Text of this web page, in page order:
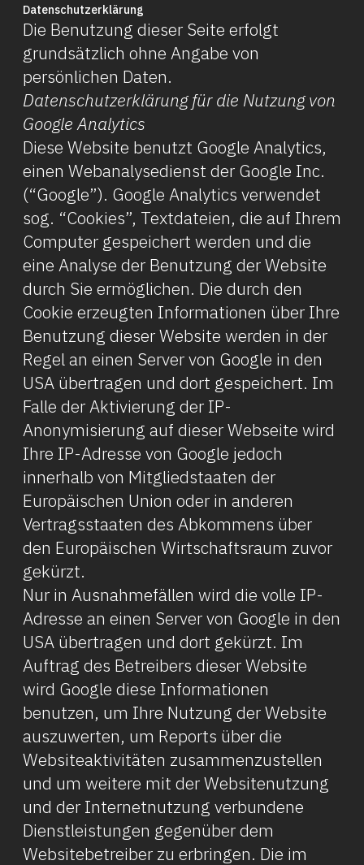
Datenschutzerklärung
Die Benutzung dieser Seite erfolgt
grundsätzlich ohne Angabe von
persönlichen Daten.
Datenschutzerklärung für die Nutzung von
Google Analytics
Diese Website benutzt Google Analytics,
einen Webanalysedienst der Google Inc.
(“Google”). Google Analytics verwendet
sog. “Cookies”, Textdateien, die auf Ihrem
Computer gespeichert werden und die
eine Analyse der Benutzung der Website
durch Sie ermöglichen. Die durch den
Cookie erzeugten Informationen über Ihre
Benutzung dieser Website werden in der
Regel an einen Server von Google in den
USA übertragen und dort gespeichert. Im
Falle der Aktivierung der IP-
Anonymisierung auf dieser Webseite wird
Ihre IP-Adresse von Google jedoch
innerhalb von Mitgliedstaaten der
Europäischen Union oder in anderen
Vertragsstaaten des Abkommens über
den Europäischen Wirtschaftsraum zuvor
gekürzt.
Nur in Ausnahmefällen wird die volle IP-
Adresse an einen Server von Google in den
USA übertragen und dort gekürzt. Im
Auftrag des Betreibers dieser Website
wird Google diese Informationen
benutzen, um Ihre Nutzung der Website
auszuwerten, um Reports über die
Websiteaktivitäten zusammenzustellen
und um weitere mit der Websitenutzung
und der Internetnutzung verbundene
Dienstleistungen gegenüber dem
Websitebetreiber zu erbringen. Die im